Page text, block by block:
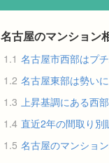
名古屋のマンション
1.1 名古屋市西部はプ
1.2 名古屋東部は勢い
1.3 上昇基調にある西
1.4 直近2年の間取り別
1.5 名古屋のマンショ